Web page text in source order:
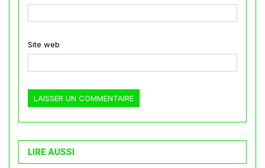
Site web
LIRE AUSSI